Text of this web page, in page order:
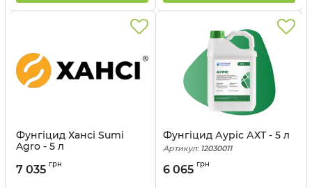
Фунгіцид Хансі Sumi
Agro - 5 л
7 035 грн
Фунгіцид Ауріс АХТ - 5 л
Артикул: 12030011
6 065 грн